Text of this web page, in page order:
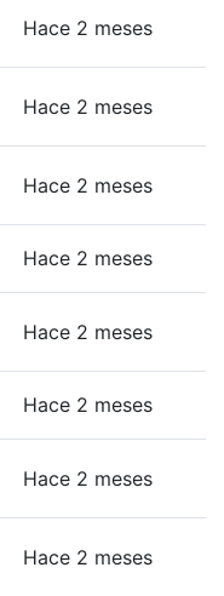
Hace 2 meses
Hace 2 meses
Hace 2 meses
Hace 2 meses
Hace 2 meses
Hace 2 meses
Hace 2 meses
Hace 2 meses